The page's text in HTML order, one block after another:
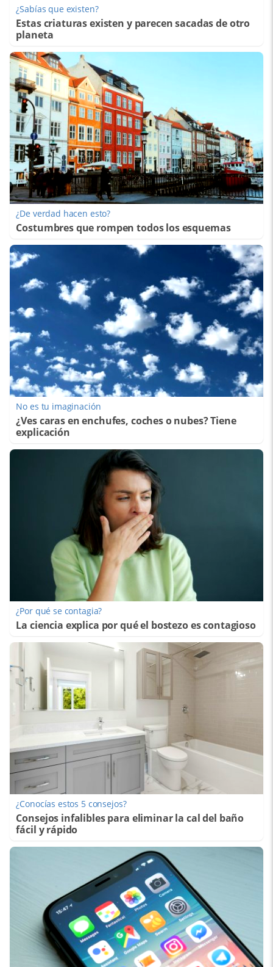
¿Sabías que existen?
Estas criaturas existen y parecen sacadas de otro
planeta
¿De verdad hacen esto?
Costumbres que rompen todos los esquemas
No es tu imaginación
¿Ves caras en enchufes, coches o nubes? Tiene
explicación
¿Por qué se contagia?
La ciencia explica por qué el bostezo es contagioso
¿Conocías estos 5 consejos?
Consejos infalibles para eliminar la cal del baño
fácil y rápido